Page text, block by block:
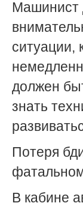
Машинист
ситуации,
должен
знать
Потеря
В кабине